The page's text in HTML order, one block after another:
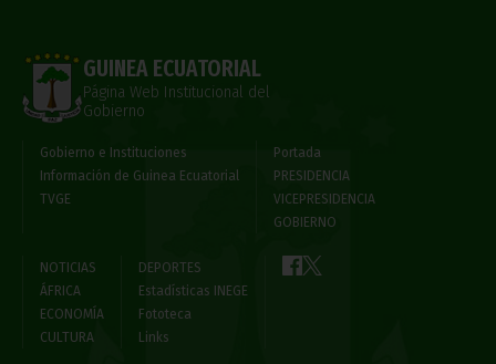
GUINEA ECUATORIAL
Página Web Institucional del
Gobierno
Gobierno e Instituciones
Información de Guinea Ecuatorial
TVGE
Portada
PRESIDENCIA
VICEPRESIDENCIA
GOBIERNO
NOTICIAS
ÁFRICA
ECONOMÍA
CULTURA
DEPORTES
Estadísticas INEGE
Fototeca
Links